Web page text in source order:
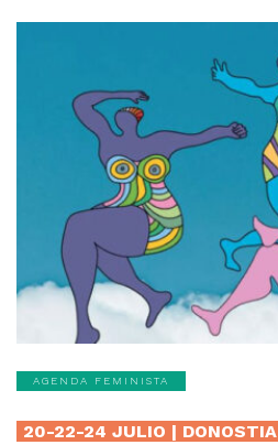
AGENDA FEMINISTA
20-22-24 JULIO | DONOSTIA